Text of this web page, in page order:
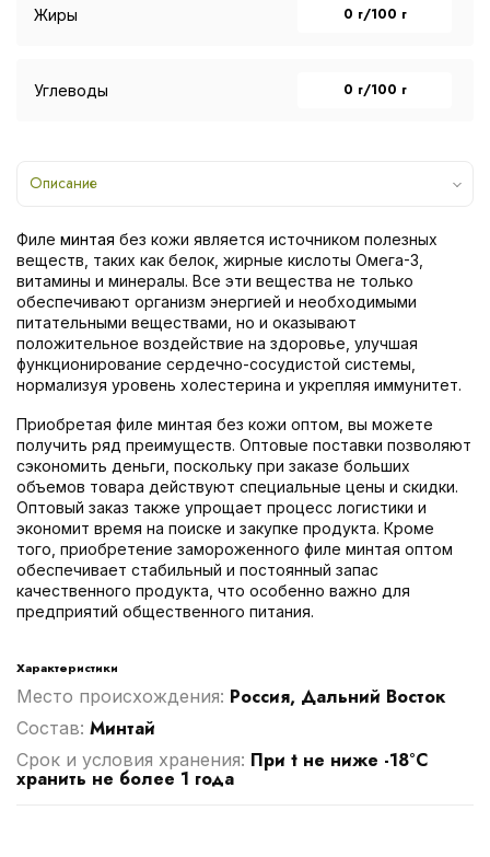
Жиры 0 г/100 г
Углеводы 0 г/100 г
Описание
Филе минтая без кожи является источником полезных
веществ, таких как белок, жирные кислоты Омега-3,
витамины и минералы. Все эти вещества не только
обеспечивают организм энергией и необходимыми
питательными веществами, но и оказывают
положительное воздействие на здоровье, улучшая
функционирование сердечно-сосудистой системы,
нормализуя уровень холестерина и укрепляя иммунитет.
Приобретая филе минтая без кожи оптом, вы можете
получить ряд преимуществ. Оптовые поставки позволяют
сэкономить деньги, поскольку при заказе больших
объемов товара действуют специальные цены и скидки.
Оптовый заказ также упрощает процесс логистики и
экономит время на поиске и закупке продукта. Кроме
того, приобретение замороженного филе минтая оптом
обеспечивает стабильный и постоянный запас
качественного продукта, что особенно важно для
предприятий общественного питания.
Характеристики
Место происхождения: Россия, Дальний Восток
Cостав: Минтай
Срок и условия хранения: При t не ниже -18°С
хранить не более 1 года